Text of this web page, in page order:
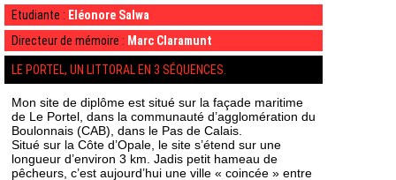
Etudiante : Eléonore Salwa
Directeur de mémoire : Marc Claramunt
LE PORTEL, UN LITTORAL EN 3 SÉQUENCES.
Mon site de diplôme est situé sur la façade maritime
de Le Portel, dans la communauté d’agglomération du
Boulonnais (CAB), dans le Pas de Calais.
Situé sur la Côte d’Opale, le site s’étend sur une
longueur d’environ 3 km. Jadis petit hameau de
pêcheurs, c’est aujourd’hui une ville « coincée » entre